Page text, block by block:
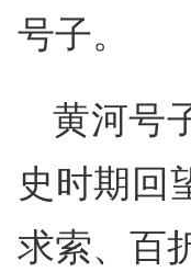
号子。
黄河号
史时期回
求索、百